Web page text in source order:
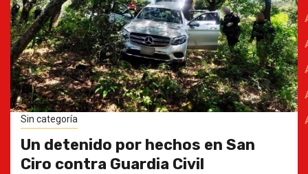
Sin categoría
Un detenido por hechos en San
Ciro contra Guardia Civil